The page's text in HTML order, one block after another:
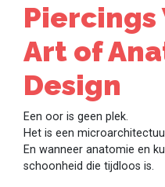
Piercings
Art of
Design
Een oor is geen plek.
Het is een
En wanneer anatomie en
schoonheid die tijdloos is.